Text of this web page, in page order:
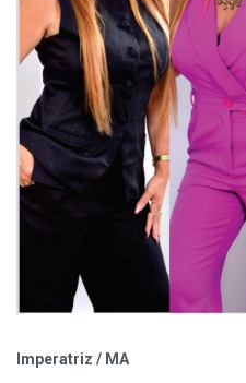
Imperatriz / MA